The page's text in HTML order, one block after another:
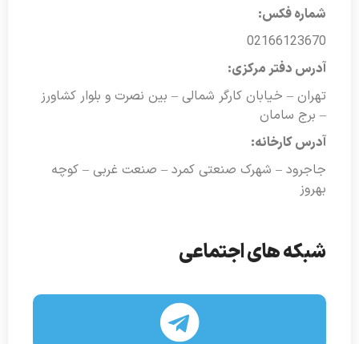
شبکه های اجتماعی
شماره فکس:
02166123670
آدرس دفتر مرکزی:
تهران – خیابان کارگر شمالی – بین نصرت و بلوار کشاورز
– برج سامان
آدرس کارخانه:
جاجرود – شهرک صنعتی کمرد – صنعت غربی – کوچه
بهروز